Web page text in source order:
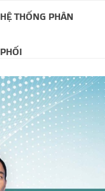
HỆ THỐNG PHÂN
PHỐI